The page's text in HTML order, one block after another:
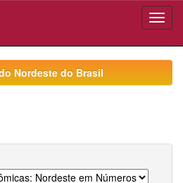
Nordeste do Brasil